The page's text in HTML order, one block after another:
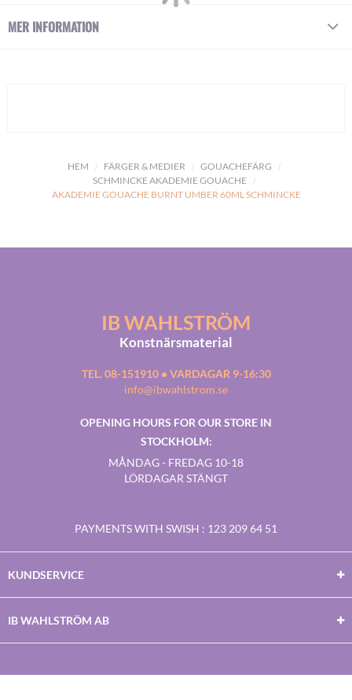
HEM FÄRGER & MEDIER
GOUACHEFÄRG
SCHMINCKE AKADEMIE GOUACHE
AKADEMIE GOUACHE BURNT UMBER 60ML SCHMINCKE
MER INFORMATION
IB WAHLSTRÖM
Konstnärsmaterial
TEL. 08-151910 • VARDAGAR 9-16:30
info@ibwahlstrom.se
OPENING HOURS FOR OUR STORE IN
STOCKHOLM:
MÅNDAG - FREDAG 10-18
LÖRDAGAR STÄNGT
PAYMENTS WITH SWISH : 123 209 64 51
KUNDSERVICE
IB WAHLSTRÖM AB
Facebook
TwitterYoutubeInstagram